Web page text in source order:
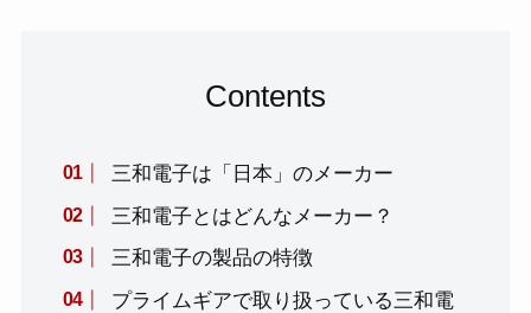
Contents
三和電子は「日本」のメーカー
三和電子とはどんなメーカー？
三和電子の製品の特徴
プライムギアで取り扱っている三和電